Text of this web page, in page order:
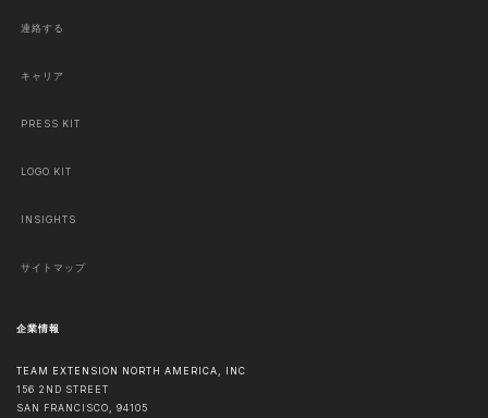
連絡する
キャリア
PRESS KIT
LOGO KIT
INSIGHTS
サイトマップ
企業情報
TEAM EXTENSION NORTH AMERICA, INC
156 2ND STREET
SAN FRANCISCO, 94105